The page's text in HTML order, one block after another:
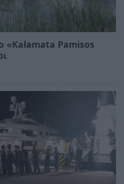
«Kalamata Pamisos